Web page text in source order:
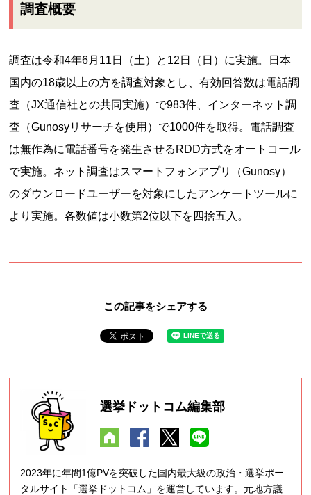
調査概要
調査は令和4年6月11日（土）と12日（日）に実施。日本
国内の18歳以上の方を調査対象とし、有効回答数は電話調
査（JX通信社との共同実施）で983件、インターネット調
査（Gunosyリサーチを使用）で1000件を取得。電話調査
は無作為に電話番号を発生させるRDD方式をオートコール
で実施。ネット調査はスマートフォンアプリ（Gunosy）
のダウンロードユーザーを対象にしたアンケートツールに
より実施。各数値は小数第2位以下を四捨五入。
この記事をシェアする
選挙ドットコム編集部
2023年に年間1億PVを突破した国内最大級の政治・選挙ポー
タルサイト「選挙ドットコム」を運営しています。元地方議